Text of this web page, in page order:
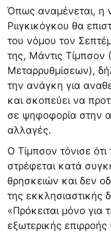
Όπως αναμένεται, η
Ριιγκικόγκου θα
του νόμου τον
της, Μάντις Τίμπσον
Μεταρρυθμίσεων),
την ανάγκη για
και σκοπεύει να
σε ψηφοφορία στην
αλλαγές.
Ο Τίμπσον τόνισε
στρέφεται κατά
θρησκειών και δεν
της εκκλησιαστικής
«Πρόκειται μόνο για
εξωτερικής